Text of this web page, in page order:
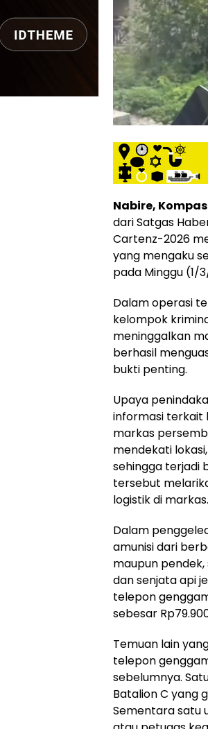
Nabire,
dari Satgas
Cartenz-2026
yang mengaku
pada Minggu (1/
Dalam operasi
kelompok
meninggalkan
berhasil
bukti penting.
Upaya
informasi terkait
markas
mendekati
sehingga terjadi
tersebut
logistik di markas.
Dalam
amunisi dari
maupun pendek,
dan senjata api
telepon
sebesar
Temuan lain
telepon
sebelumnya.
Batalion C yang
Sementara satu